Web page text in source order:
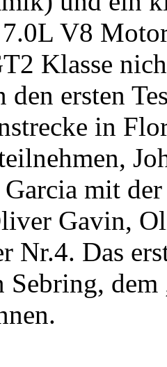
7.0L V8
Klasse
den ersten
in
mit
Gavin,
Nr.4. Das
dem